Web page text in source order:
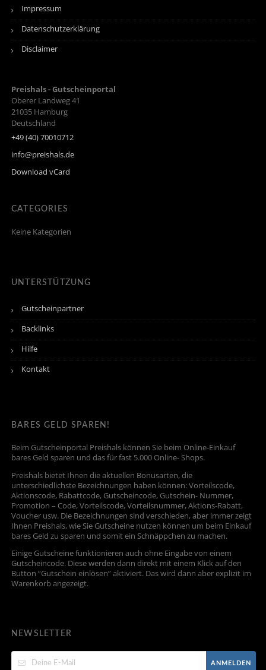
Impressum
Datenschutzerklärung
Disclaimer
Preishals - Gutscheinportal
Oberer Landweg 41
21035 Hamburg
Deutschland
+49 (40) 70010712
info@preishals.de
Download vCard
CATEGORIES
Keine Kategorien
UNTERSTÜTZUNG
Gutscheinpartner
Backlinks
Hilfe
Kontakt
BARES GELD SPAREN!
Beim Gutscheinportal Preishals können Sie beim Online-Einkauf
bares Geld sparen und das für fast 5.000 Online- Shops.
Preishals bietet Ihnen die aktuellen Bonusarten, die
unterschiedlichste Bezeichnungen haben können: Vorteilscode,
Aktionscode, Rabattcode, Gutscheincode, Gutschein- Nummer,
Promotion – Code, Vorteilscode, Vorteilsnummer, Aktions-Rabatt,
Voucher usw. Die Bezeichnungen sind verschieden, aber immer zeigt
Ihnen Preishals, wie Sie Gutscheine nutzen können um beim Einkauf
bares Geld zu sparen und somit ein Schnäppchen zu machen.
Einige Gutscheine funktionieren auch ohne Eingabe von einem
Gutscheincode. Diese werden dann direkt mit einem Klick auf den
Button “Gutschein einlösen” aktiviert. Das wird dann aber explizit im
Warenkorb angezeigt.
NEWSLETTER
ANMELDEN